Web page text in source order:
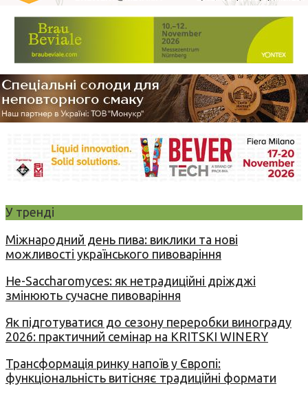
У тренді
Міжнародний день пива: виклики та нові
можливості українського пивоваріння
Не-Saccharomyces: як нетрадиційні дріжджі
змінюють сучасне пивоваріння
Як підготуватися до сезону переробки винограду
2026: практичний семінар на KRITSKI WINERY
Трансформація ринку напоїв у Європі:
функціональність витісняє традиційні формати